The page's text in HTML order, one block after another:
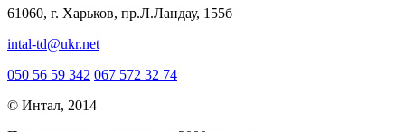
61060, г. Харьков, пр.Л.Ландау, 155б
intal-td@ukr.net
050 56 59 342 067 572 32 74
© Интал, 2014